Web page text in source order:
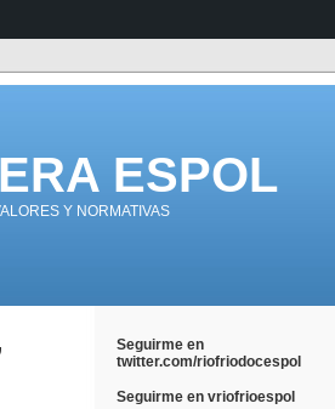
ESPOL
Y NORMATIVAS
Seguirme en
twitter.com/riofriodocespol
Seguirme en vriofrioespol